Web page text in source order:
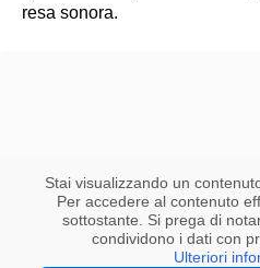
resa sonora.
Stai visualizzando un
Per accedere al contenuto
sottostante. Si prega di
condividono i dati con
Ulteriori